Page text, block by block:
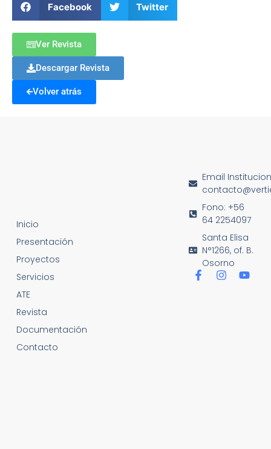
Facebook Twitter
Ver Revista
Descargar Revista
Volver atrás
Email
Fono: +56
64 2254097
Santa Elisa
N°1266, of. B.
Osorno
Inicio
Presentación
Proyectos
Servicios
ATE
Revista
Documentación
Contacto